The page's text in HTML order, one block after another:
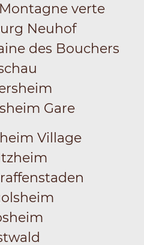
verte
Neuhof
des Bouchers
Gare
Village